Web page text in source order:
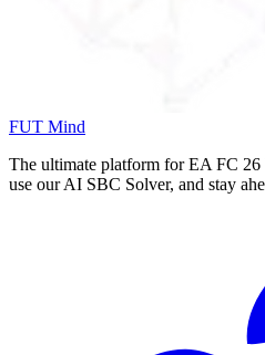
FUT Mind
The ultimate platform for EA FC 26
use our AI SBC Solver, and stay